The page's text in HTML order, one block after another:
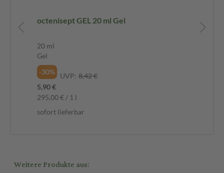
octenisept GEL 20 ml Gel
20 ml
Gel
-30%
UVP: 8,42 €
5,90 €
295,00 € / 1 l
sofort lieferbar
Weitere Produkte aus: